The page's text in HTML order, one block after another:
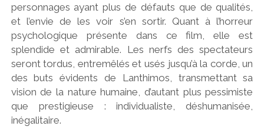
personnages ayant plus de défauts que de qualités,
et l’envie de les voir s’en sortir. Quant à l’horreur
psychologique présente dans ce film, elle est
splendide et admirable. Les nerfs des spectateurs
seront tordus, entremêlés et usés jusqu’à la corde, un
des buts évidents de Lanthimos, transmettant sa
vision de la nature humaine, d’autant plus pessimiste
que prestigieuse : individualiste, déshumanisée,
inégalitaire.